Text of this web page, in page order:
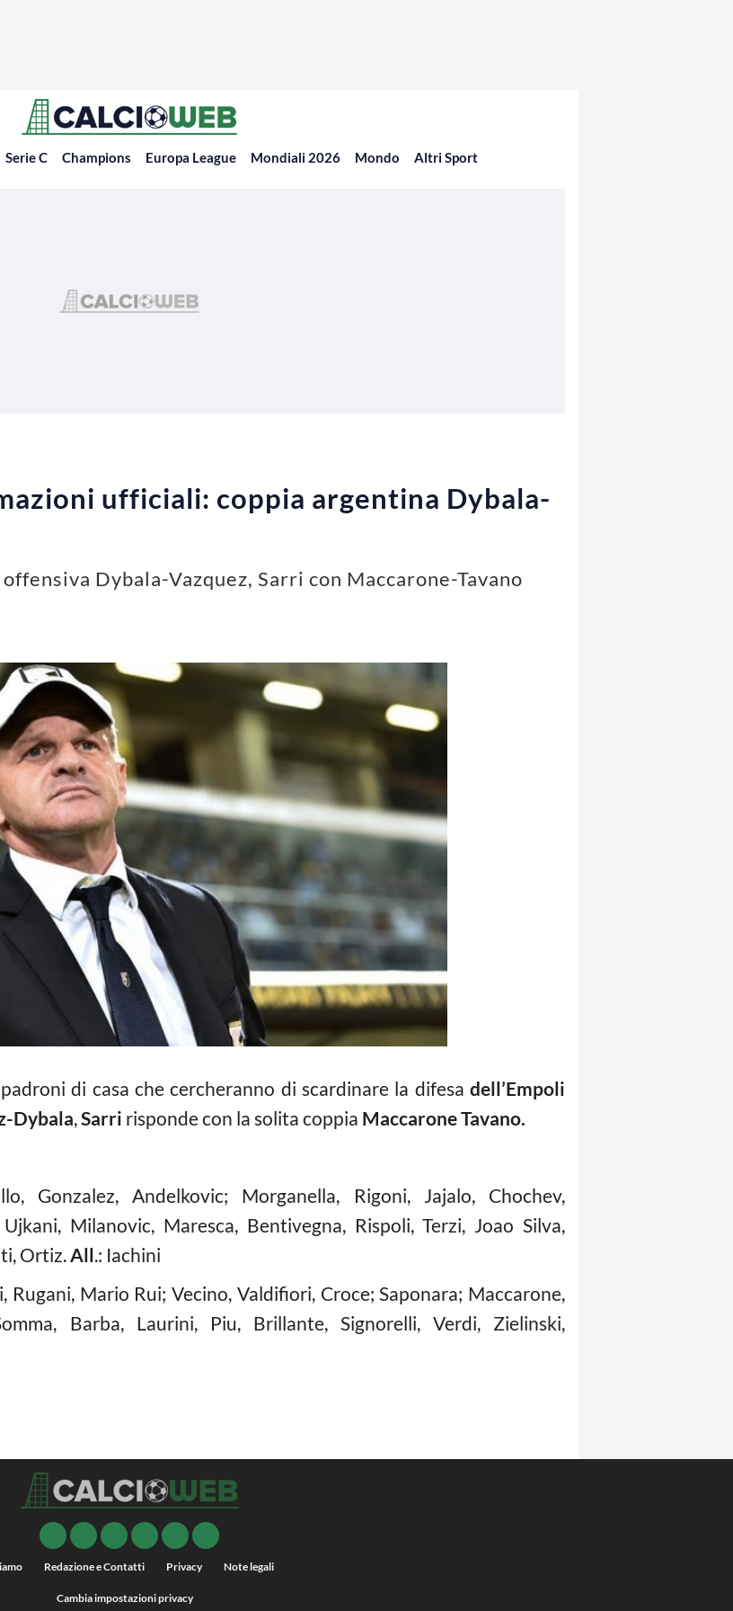
Serie C Champions Europa League Mondiali 2026 Mondo Altri Sport
ufficiali: coppia argentina Dybala-
Dybala-Vazquez, Sarri con Maccarone-Tavano
di casa che cercheranno di scardinare la difesa dell’Empoli
Dybala,Sarri risponde con la solita coppia Maccarone Tavano.
Gonzalez, Andelkovic; Morganella, Rigoni, Jajalo, Chochev,
Ujkani, Milanovic, Maresca, Bentivegna, Rispoli, Terzi, Joao Silva,
Ortiz.All.: Iachini
Rugani, Mario Rui; Vecino, Valdifiori, Croce; Saponara; Maccarone,
Barba, Laurini, Piu, Brillante, Signorelli, Verdi, Zielinski,
Redazione e Contatti Privacy Note legali
Cambia impostazioni privacy